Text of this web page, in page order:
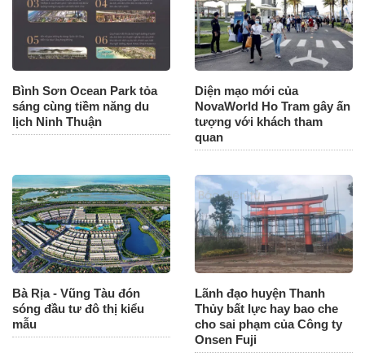
Bình Sơn Ocean Park tỏa
sáng cùng tiềm năng du
lịch Ninh Thuận
Diện mạo mới của
NovaWorld Ho Tram gây ấn
tượng với khách tham
quan
Bà Rịa - Vũng Tàu đón
sóng đầu tư đô thị kiểu
mẫu
Lãnh đạo huyện Thanh
Thủy bất lực hay bao che
cho sai phạm của Công ty
Onsen Fuji